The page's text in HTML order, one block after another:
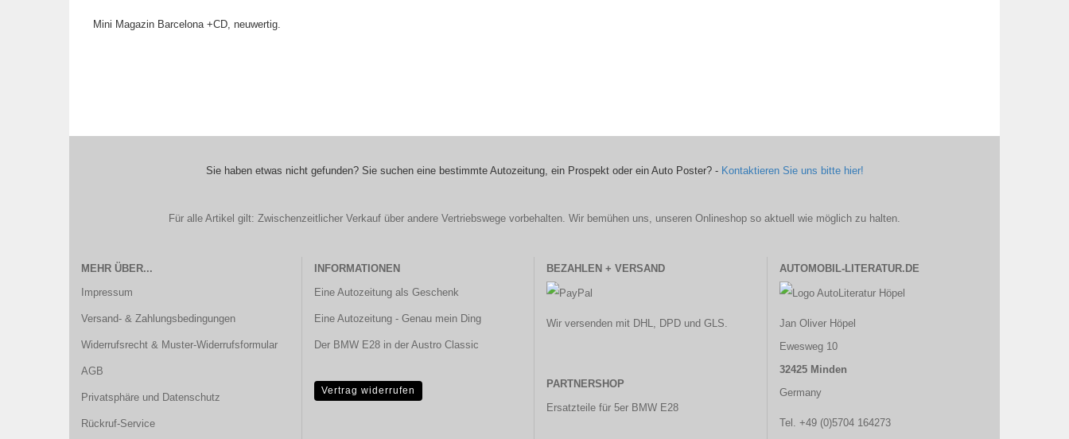
Mini Magazin Barcelona +CD, neuwertig.
Sie haben etwas nicht gefunden? Sie suchen eine bestimmte Autozeitung, ein Prospekt oder ein Auto Poster? - Kontaktieren Sie uns bitte hier!
Für alle Artikel gilt: Zwischenzeitlicher Verkauf über andere Vertriebswege vorbehalten. Wir bemühen uns, unseren Onlineshop so aktuell wie möglich zu halten.
MEHR ÜBER...
Impressum
Versand- & Zahlungsbedingungen
Widerrufsrecht & Muster-Widerrufsformular
AGB
Privatsphäre und Datenschutz
Rückruf-Service
INFORMATIONEN
Eine Autozeitung als Geschenk
Eine Autozeitung - Genau mein Ding
Der BMW E28 in der Austro Classic
Vertrag widerrufen
BEZAHLEN + VERSAND
Wir versenden mit DHL, DPD und GLS.
PARTNERSHOP
Ersatzteile für 5er BMW E28
AUTOMOBIL-LITERATUR.DE
Jan Oliver Höpel
Ewesweg 10
32425 Minden
Germany
Tel. +49 (0)5704 164273